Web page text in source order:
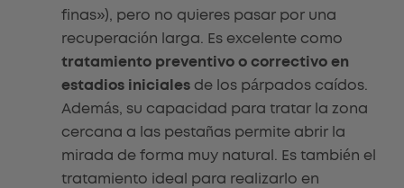
finas»), pero no quieres pasar por una
recuperación larga. Es excelente como
tratamiento preventivo o correctivo en
estadios iniciales de los párpados caídos.
Además, su capacidad para tratar la zona
cercana a las pestañas permite abrir la
mirada de forma muy natural. Es también el
tratamiento ideal para realizarlo en